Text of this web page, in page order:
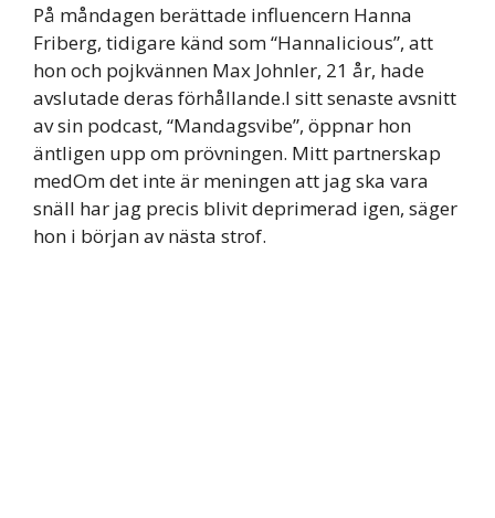
På måndagen berättade influencern Hanna
Friberg, tidigare känd som “Hannalicious”, att
hon och pojkvännen Max Johnler, 21 år, hade
avslutade deras förhållande.I sitt senaste avsnitt
av sin podcast, “Mandagsvibe”, öppnar hon
äntligen upp om prövningen. Mitt partnerskap
medOm det inte är meningen att jag ska vara
snäll har jag precis blivit deprimerad igen, säger
hon i början av nästa strof.